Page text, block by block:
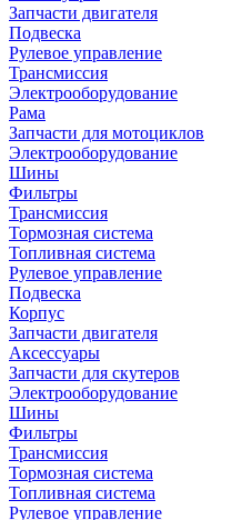
Запчасти двигателя
Подвеска
Рулевое управление
Трансмиссия
Электрооборудование
Рама
Запчасти для мотоциклов
Электрооборудование
Шины
Фильтры
Трансмиссия
Тормозная система
Топливная система
Рулевое управление
Подвеска
Корпус
Запчасти двигателя
Аксессуары
Запчасти для скутеров
Электрооборудование
Шины
Фильтры
Трансмиссия
Тормозная система
Топливная система
Рулевое управление